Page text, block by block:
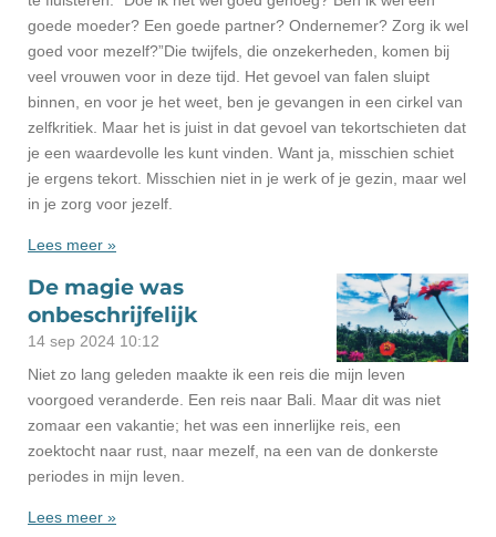
goede moeder? Een goede partner? Ondernemer? Zorg ik wel
goed voor mezelf?”Die twijfels, die onzekerheden, komen bij
veel vrouwen voor in deze tijd. Het gevoel van falen sluipt
binnen, en voor je het weet, ben je gevangen in een cirkel van
zelfkritiek. Maar het is juist in dat gevoel van tekortschieten dat
je een waardevolle les kunt vinden. Want ja, misschien schiet
je ergens tekort. Misschien niet in je werk of je gezin, maar wel
in je zorg voor jezelf.
Lees meer »
De magie was
onbeschrijfelijk
14 sep 2024 10:12
Niet zo lang geleden maakte ik een reis die mijn leven
voorgoed veranderde. Een reis naar Bali. Maar dit was niet
zomaar een vakantie; het was een innerlijke reis, een
zoektocht naar rust, naar mezelf, na een van de donkerste
periodes in mijn leven.
Lees meer »